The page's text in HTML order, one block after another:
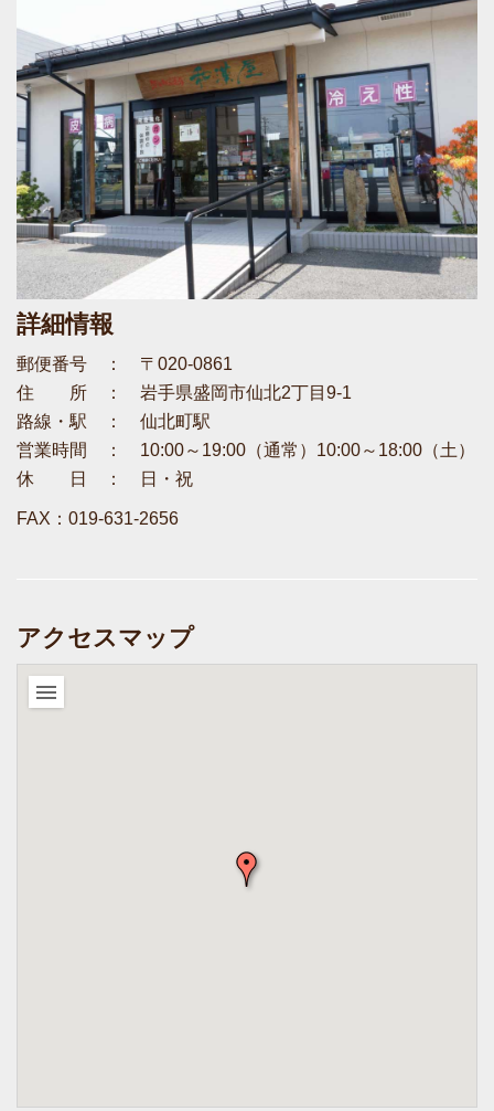
詳細情報
郵便番号 ： 〒020-0861
住 所 ： 岩手県盛岡市仙北2丁目9-1
路線・駅 ： 仙北町駅
営業時間 ： 10:00～19:00（通常）10:00～18:00（土）
休 日 ： 日・祝
FAX：019-631-2656
アクセスマップ